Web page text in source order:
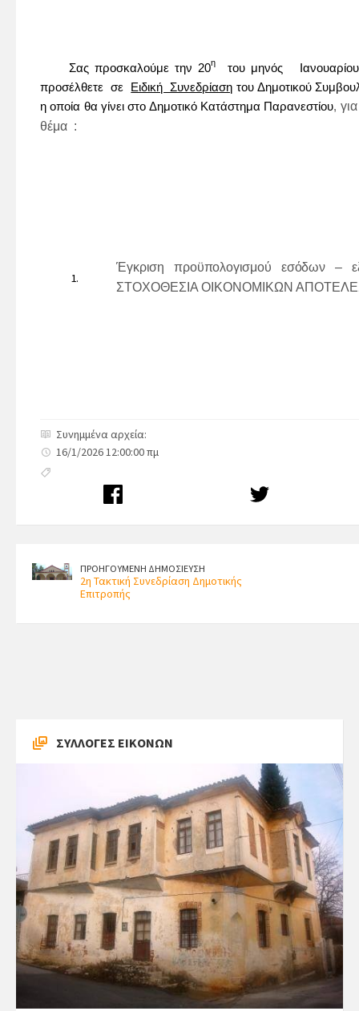
Σας προσκαλούμε την20η
του μηνός
προσέλθετε σε
Ειδική Συνεδρίαση του Δημοτικού
η οποία θα γίνει στο Δημοτικό Κατάστημα Παρανεστίου,
θέμα :
1.
Έγκριση προϋπολογισμού εσόδων
ΣΤΟΧΟΘΕΣΙΑ ΟΙΚΟΝΟΜΙΚΩΝ
Συνημμένα αρχεία:
16/1/2026 12:00:00 πμ
ΠΡΟΗΓΟΥΜΕΝΗ ΔΗΜΟΣΙΕΥΣΗ
2η Τακτική Συνεδρίαση Δημοτικής
Επιτροπής
ΣΥΛΛΟΓΕΣ ΕΙΚΟΝΩΝ